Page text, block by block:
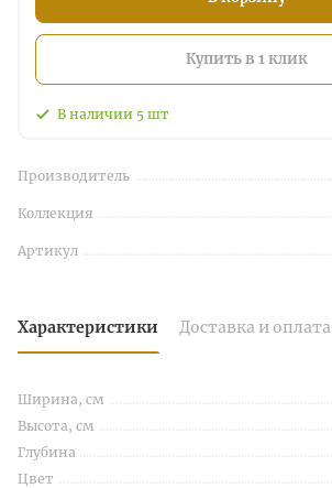
Купить в 1 клик
В наличии 5 шт
Производитель
Коллекция
Артикул
Характеристики Доставка и оплата
Ширина, см
Высота, см
Глубина
Цвет